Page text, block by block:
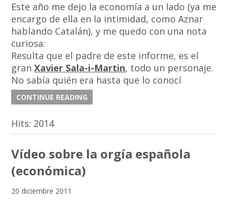
Este año me dejo la economía a un lado (ya me
encargo de ella en la intimidad, como Aznar
hablando Catalán), y me quedo con una nota
curiosa:
Resulta que el padre de este informe, es el
granXavier Sala-i-Martin, todo un personaje.
No sabía quién era hasta que lo conocí
CONTINUE READING
Hits: 2014
Vídeo sobre la orgía española
(económica)
20 diciembre 2011